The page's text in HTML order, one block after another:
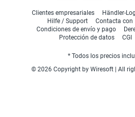
Clientes empresariales Händler-
Hilfe / Support
Contacta con
Condiciones de envío y pago
Protección de datos
CGI
* Todos los precios
© 2026 Copyright by Wiresoft | All